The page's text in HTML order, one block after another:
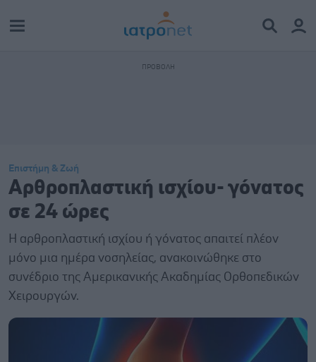
Επιστήμη & Ζωή
Αρθροπλαστική ισχίου- γόνατος
σε 24 ώρες
Η αρθροπλαστική ισχίου ή γόνατος απαιτεί πλέον
μόνο μια ημέρα νοσηλείας, ανακοινώθηκε στο
συνέδριο της Αμερικανικής Ακαδημίας Ορθοπεδικών
Χειρουργών.